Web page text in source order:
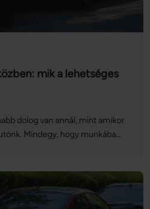
mik a lehetséges
dolog van annál, mint amikor
Mindegy, hogy munkába
szituációt is teremthet
bemutatunk 5 okot,
vezethet.